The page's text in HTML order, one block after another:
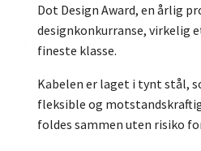
Dot Design Award, en årlig
designkonkurranse, virkelig
fineste klasse.
Kabelen er laget i tynt stål,
fleksible og
foldes sammen uten risiko